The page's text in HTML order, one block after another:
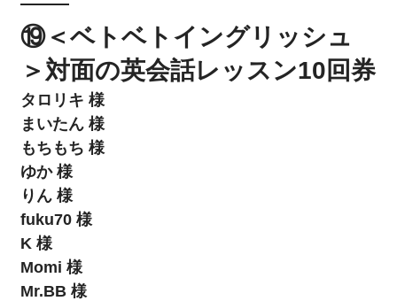
⑲＜ベトベトイングリッシュ
＞対面の英会話レッスン10回券
タロリキ 様
まいたん 様
もちもち 様
ゆか 様
りん 様
fuku70 様
K 様
Momi 様
Mr.BB 様